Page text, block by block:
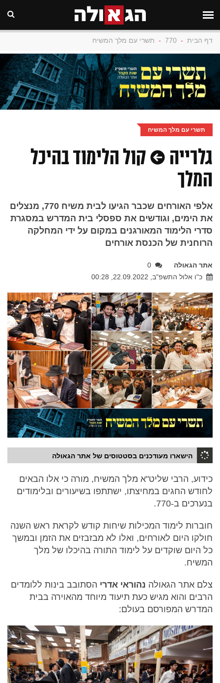
דף הבית -
770
- תשרי עם מלך המשיח
תשרי עם מלך המשיח
גלרייה • קול הלימוד בהיכל
המלך
אלפי האורחים שכבר הגיעו לבית משיח 770, מנצלים
את הימים, וגודשים את ספסלי בית המדרש במסגרת
סדרי הלימוד המאורגנים במקום על ידי המחלקה
הרוחנית של הכנסת אורחים
אתר הגאולה
0
כ"ו אלול התשפ"ב, 22.09.2022, 00:28
הישארו מעודכנים בסטטוסים של אתר הגאולה
כידוע, הרבי שליט"א מלך המשיח, מורה כי אלו הבאים
לחודש החגים במחיצתו, ישתתפו בשיעורים ובלימודים
בנערכים ב-770.
חוברות לימוד המכילות שיחות קודש לקראת ראש השנה
חולקו היום לאורחים, ואלו לא מבזבזים את הזמן ובמשך
כל היום שוקדים על לימוד התורה בהיכלו של מלך
המשיח.
צלם אתר הגאולה נהוראי אדרי הסתובב בינות ללומדים
הרבים והוא מגיש כעת תיעוד מיוחד מהאוירה בבית
המדרש המפורסם בעולם: